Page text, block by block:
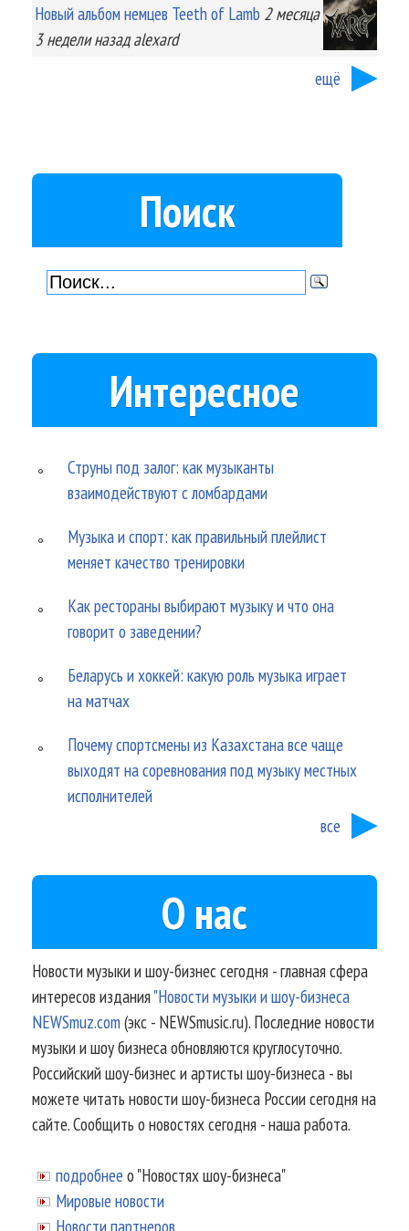
Новый альбом немцев Teeth of Lamb 2 месяца
3 неделиназад alexard
ещё
Поиск
Интересное
Струны под залог: как музыканты
взаимодействуют с ломбардами
Музыка и спорт: как правильный плейлист
меняет качество тренировки
Как рестораны выбирают музыку и что она
говорит о заведении?
Беларусь и хоккей: какую роль музыка играет
на матчах
Почему спортсмены из Казахстана все чаще
выходят на соревнования под музыку местных
исполнителей
все
О нас
Новости музыки и шоу-бизнес сегодня - главная сфера
интересов издания"Новости музыки и шоу-бизнеса
NEWSmuz.com(экс - NEWSmusic.ru). Последние новости
музыки и шоу бизнеса обновляются круглосуточно.
Российский шоу-бизнес и артисты шоу-бизнеса - вы
можете читать новости шоу-бизнеса России сегодня на
сайте. Сообщить о новостях сегодня - наша работа.
подробнее о "Новостях шоу-бизнеса"
Мировые новости
Новости партнеров